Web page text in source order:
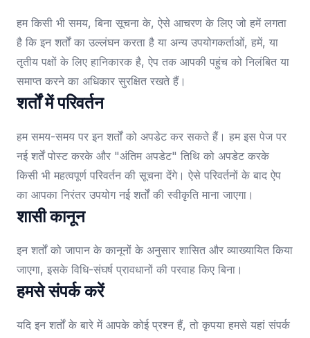
हम किसी भी समय, बिना सूचना के, ऐसे आचरण के लिए जो हमें लगता
है कि इन शर्तों का उल्लंघन करता है या अन्य उपयोगकर्ताओं, हमें, या
तृतीय पक्षों के लिए हानिकारक है, ऐप तक आपकी पहुंच को निलंबित या
समाप्त करने का अधिकार सुरक्षित रखते हैं।
शर्तों में परिवर्तन
हम समय-समय पर इन शर्तों को अपडेट कर सकते हैं। हम इस पेज पर
नई शर्तें पोस्ट करके और "अंतिम अपडेट" तिथि को अपडेट करके
किसी भी महत्वपूर्ण परिवर्तन की सूचना देंगे। ऐसे परिवर्तनों के बाद ऐप
का आपका निरंतर उपयोग नई शर्तों की स्वीकृति माना जाएगा।
शासी कानून
इन शर्तों को जापान के कानूनों के अनुसार शासित और व्याख्यायित किया
जाएगा, इसके विधि-संघर्ष प्रावधानों की परवाह किए बिना।
हमसे संपर्क करें
यदि इन शर्तों के बारे में आपके कोई प्रश्न हैं, तो कृपया हमसे यहां संपर्क